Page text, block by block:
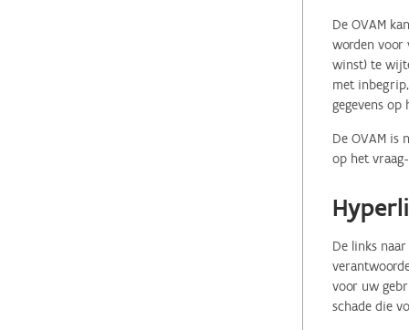
De OVAM
worden voor
winst) te
met
gegevens
De OVAM is
op het
De links
voor uw
schade die